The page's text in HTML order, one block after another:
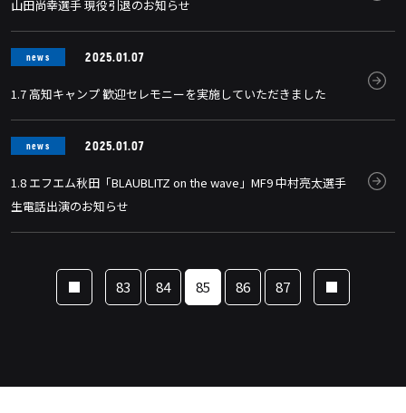
山田尚幸選手 現役引退のお知らせ
news 2025.01.07
1.7 高知キャンプ 歓迎セレモニーを実施していただきました
news 2025.01.07
1.8 エフエム秋田「BLAUBLITZ on the wave」MF9 中村亮太選手
生電話出演のお知らせ
83 84 85 86 87